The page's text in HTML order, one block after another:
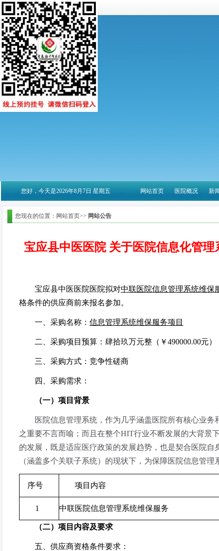
您好，今天是2026年8月7日 星期五 新
医院概况
网站首页
您现在的位置：网站首页>> 网站公告
宝应县中医医院 关于医院信息化管
宝应县中医医院医院拟对中联医院信息管理系统维保
格条件的供应商前来报名参加。
一、采购名称 ： 信息管理系统维保服务项目
二、采购项目预算： 肆拾玖万元整（￥490000.00元）
三、采购方式：竞争性磋商
四、采购需求：
（一）项目背景
医院信息管理系统，作为几乎涵盖医院所有核心业
之重要不言而喻；而且在整个HIT行业不断发展的大背景
的发展，既是适应医疗政策的发展趋势，也是契合医院自
（涵盖多个关联子系统）的现状下，为保障医院信息管
序号 项目内容
1 中联医院信息管理系统维保服务
（二）项目内容及要求
五、供应商资格条件要求：